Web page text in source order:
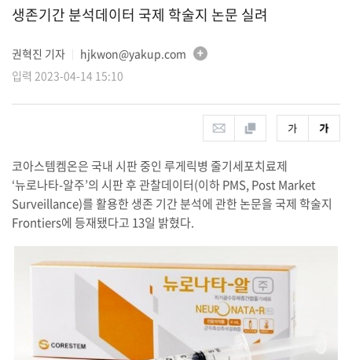
생존기간 분석데이터 국제 학술지 논문 실려
권혁진 기자
hjkwon@yakup.com
입력 2023-04-14 15:10
코아스템켐온은 국내 시판 중인 루게릭병 줄기세포치료제
‘뉴로나타-알주’의 시판 후 관찰데이터(이하 PMS, Post Market
Surveillance)를 활용한 생존 기간 분석에 관한 논문을 국제 학술지
Frontiers에 등재됐다고 13일 밝혔다.